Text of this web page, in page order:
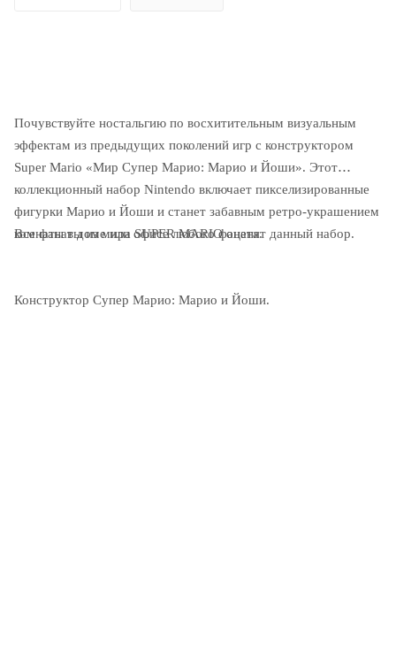
Почувствуйте ностальгию по восхитительным визуальным
эффектам из предыдущих поколений игр с конструктором
Super Mario «Мир Супер Марио: Марио и Йоши». Этот
коллекционный набор Nintendo включает пикселизированные
фигурки Марио и Йоши и станет забавным ретро-украшением
комнаты в доме или офисе любого фаната.
Все фанаты из мира SUPER MARIO оценят данный набор.
Конструктор Супер Марио: Марио и Йоши.